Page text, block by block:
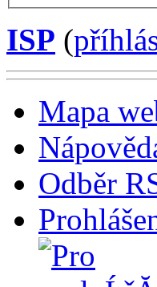
ISP (
Mapa
Odběr